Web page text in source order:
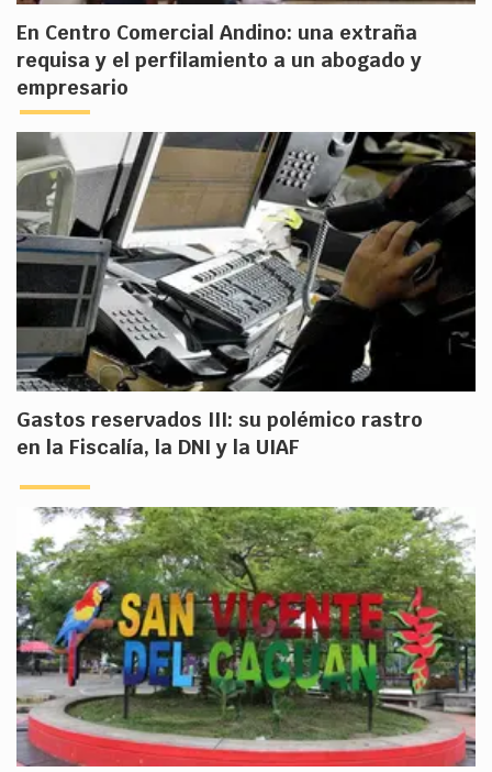
En Centro Comercial Andino: una extraña
requisa y el perfilamiento a un abogado y
empresario
Gastos reservados III: su polémico rastro
en la Fiscalía, la DNI y la UIAF